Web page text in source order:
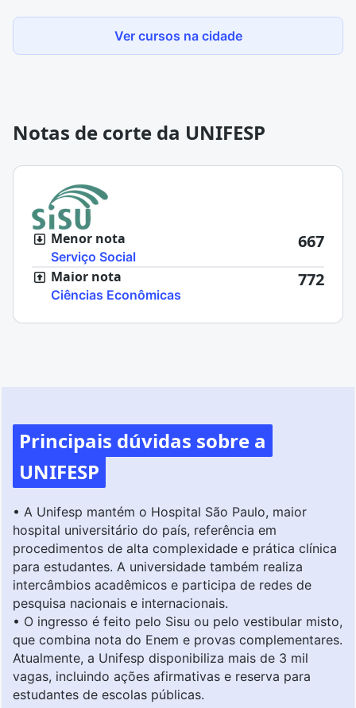
Ver cursos na cidade
Notas de corte da UNIFESP
Menor nota
Serviço Social
667
Maior nota
Ciências Econômicas
772
Principais dúvidas sobre a
UNIFESP
• A Unifesp mantém o Hospital São Paulo, maior
hospital universitário do país, referência em
procedimentos de alta complexidade e prática clínica
para estudantes. A universidade também realiza
intercâmbios acadêmicos e participa de redes de
pesquisa nacionais e internacionais.
• O ingresso é feito pelo Sisu ou pelo vestibular misto,
que combina nota do Enem e provas complementares.
Atualmente, a Unifesp disponibiliza mais de 3 mil
vagas, incluindo ações afirmativas e reserva para
estudantes de escolas públicas.